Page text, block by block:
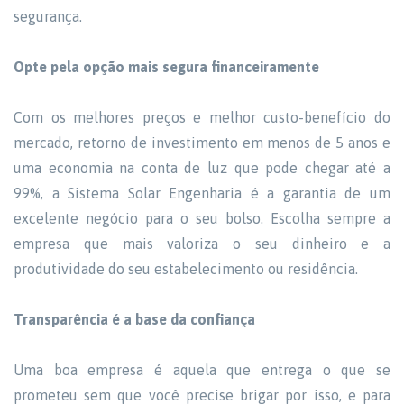
segurança.
Opte pela opção mais segura financeiramente
Com os melhores preços e melhor custo-benefício do
mercado, retorno de investimento em menos de 5 anos e
uma economia na conta de luz que pode chegar até a
99%, a Sistema Solar Engenharia é a garantia de um
excelente negócio para o seu bolso. Escolha sempre a
empresa que mais valoriza o seu dinheiro e a
produtividade do seu estabelecimento ou residência.
Transparência é a base da confiança
Uma boa empresa é aquela que entrega o que se
prometeu sem que você precise brigar por isso, e para